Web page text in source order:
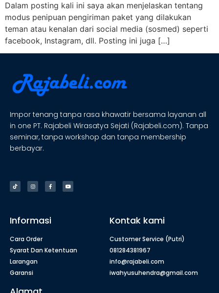
Dalam posting kali ini saya akan menjelaskan tentang
modus penipuan pengiriman paket yang dilakukan
teman atau kenalan dari social media (sosmed) seperti
facebook, Instagram, dll. Posting ini juga […]
Impor tenang tanpa rasa khawatir bersama layanan all
in one PT. Rajabeli Wirasatya Sejati (Rajabeli.com). Tanpa
seminar, tanpa workshop dan tanpa membership
berbayar.
Informasi
Cara Order
Syarat Dan Ketentuan
Larangan
Garansi
Kontak kami
Customer Service (Putri)
081284381967
info@rajabeli.com
iwahyusuhendra@gmail.com